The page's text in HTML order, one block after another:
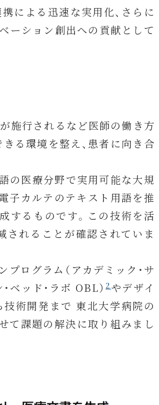
による迅速な実用化、さらに
ーション創出への貢献として
施行されるなど医師の働き方
る環境を整え、患者に向き合
の医療分野で実用可能な大規
子カルテのテキスト用語を推
するものです。この技術を活
されることが確認されていま
ログラム（アカデミック・サ
ベッド・ラボ OBL）2 やデザイ
術開発まで 東北大学病院の
て課題の解決に取り組みまし